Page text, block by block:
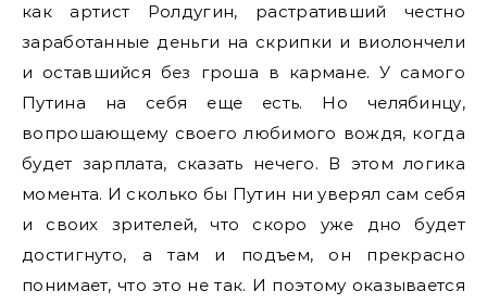
как артист Ролдугин, растративший честно
заработанные деньги на скрипки и виолончели
и оставшийся без гроша в кармане. У самого
Путина на себя еще есть. Но челябинцу,
вопрошающему своего любимого вождя, когда
будет зарплата, сказать нечего. В этом логика
момента. И сколько бы Путин ни уверял сам себя
и своих зрителей, что скоро уже дно будет
достигнуто, а там и подъем, он прекрасно
понимает, что это не так. И поэтому оказывается